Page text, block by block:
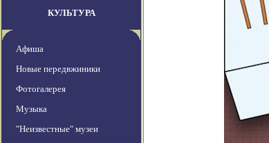
КУЛЬТУРА
Афиша
Новые передвжиники
Фотогалерея
Музыка
"Неизвестные" музеи